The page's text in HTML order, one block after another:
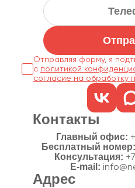
Отправляя форму, я
с политикой
согласие на обработку
Контакты
Главный офис:
Бесплатный номер:
Консультация:
E-mail:
Адрес